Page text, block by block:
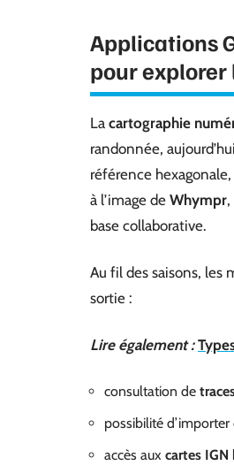
Applications
pour explorer
La cartographie
randonnée,
référence
à l’image de Whympr
base collaborative.
Au fil des saisons, les
sortie :
Lire également :
consultation de
possibilité d’importer
accès aux cartes IGN